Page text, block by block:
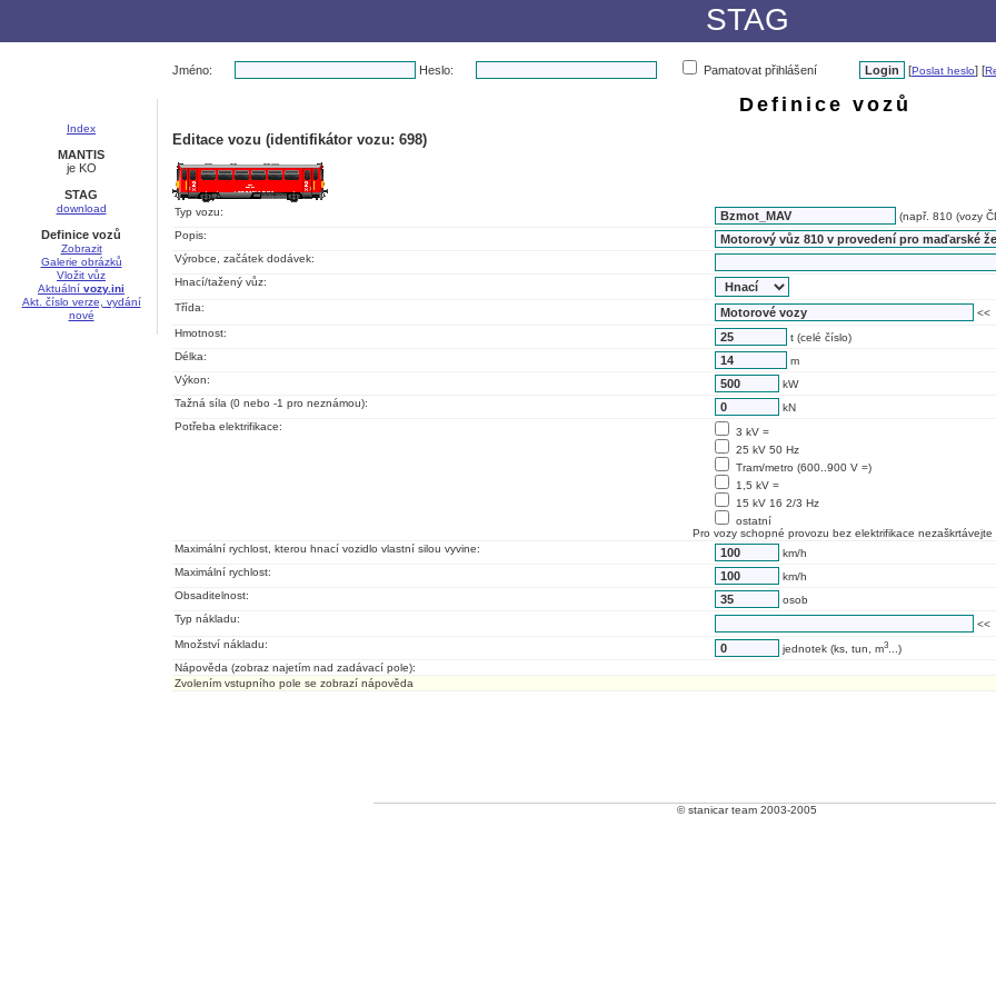
STAG
Index
MANTIS
je KO
STAG
download
Definice vozů
Zobrazit
Galerie obrázků
Vložit vůz
Aktuální vozy.ini
Akt. číslo verze, vydání
nové
Jméno: Heslo: Pamatovat přihlášení [Poslat heslo] [
Definice vozů
Editace vozu (identifikátor vozu: 698)
Typ vozu:
(např. 810 (vozy
Popis:
Výrobce, začátek dodávek:
Hnací/tažený vůz:
Třída:
<<
Hmotnost:
t (celé číslo)
Délka:
m
Výkon:
kW
Tažná síla (0 nebo -1 pro neznámou):
kN
Potřeba elektrifikace:
3 kV =
25 kV 50 Hz
Tram/metro (600..900 V =)
1,5 kV =
15 kV 16 2/3 Hz
ostatní
Pro vozy schopné provozu bez elektrifikace nezaškrtávejte
Maximální rychlost, kterou hnací vozidlo vlastní silou vyvine:
km/h
Maximální rychlost:
km/h
Obsaditelnost:
osob
Typ nákladu:
<<
Množství nákladu:
jednotek (ks, tun, m3 ...)
Nápověda (zobraz najetím nad zadávací pole):
Zvolením vstupního pole se zobrazí nápověda
© stanicar team 2003-2005